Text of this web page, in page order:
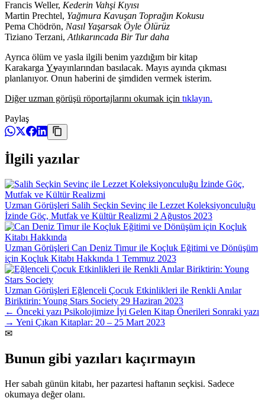
Francis Weller, Kederin Vahşi Kıyısı
Martin Prechtel, Yağmura Kavuşan Toprağın Kokusu
Pema Chödrön, Nasıl Yaşarsak Öyle Ölürüz
Tiziano Terzani, Atlıkarıncada Bir Tur daha
Ayrıca ölüm ve yasla ilgili benim yazdığım bir kitap
Karakarga Yyayınlarından basılacak. Mayıs ayında çıkması
planlanıyor. Onun haberini de şimdiden vermek isterim.
Diğer uzman görüşü röportajlarını okumak için tıklayın.
Paylaş
İlgili yazılar
Uzman Görüşleri Salih Seçkin Sevinç ile Lezzet Koleksiyonculuğu
İzinde Göç, Mutfak ve Kültür Realizmi 2 Ağustos 2023
Uzman Görüşleri Can Deniz Timur ile Koçluk Eğitimi ve Dönüşüm
için Koçluk Kitabı Hakkında 1 Temmuz 2023
Uzman Görüşleri Eğlenceli Çocuk Etkinlikleri ile Renkli Anılar
Biriktirin: Young Stars Society 29 Haziran 2023
← Önceki yazı Psikolojimize İyi Gelen Kitap Önerileri Sonraki yazı
→ Yeni Çıkan Kitaplar: 20 – 25 Mart 2023
✉
Bunun gibi yazıları kaçırmayın
Her sabah günün kitabı, her pazartesi haftanın seçkisi. Sadece
okumaya değer olanı.